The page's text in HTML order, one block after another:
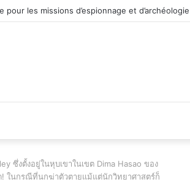
essor
ซึ่งตั้งอยู่ในหุบเขาในเขต Dima Hasao ของ
! ในกรณีที่นกฆ่าตัวตายแม้แต่นักวิทยาศาสตร์ก็